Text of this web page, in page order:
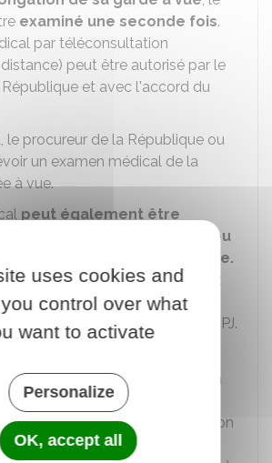
examiné une seconde fois.
par téléconsultation
peut être autorisé par le
et avec l'accord du
procureur de la République ou
un examen médical de la
à vue.
peut également être
personne de sa famille ou
prévenue de sa garde à vue.
est obligatoire sauf s'il est
du gardé à vue ou sur
de la République ou de l'OPJ.
par un interprète
la langue française, le gardé à
assistépar un interprète
qu'il comprend
. L'intervention
se faire par un moyen de
uses cookies and
control over what
want to activate
Personalize
OK, accept all